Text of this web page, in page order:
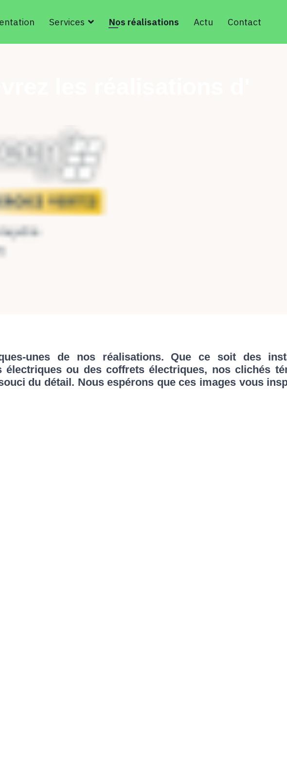
Services Nos réalisations Actu Contact
unes de nos réalisations. Que ce soit des
ou des coffrets électriques, nos clichés
du détail. Nous espérons que ces images vous